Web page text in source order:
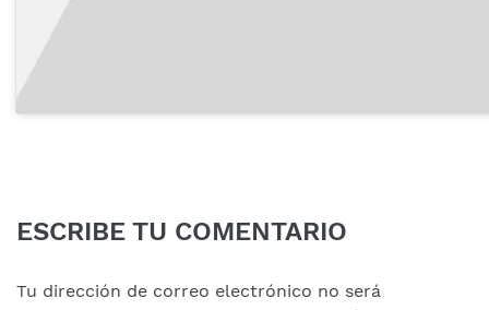
ESCRIBE TU COMENTARIO
Tu dirección de correo electrónico no será